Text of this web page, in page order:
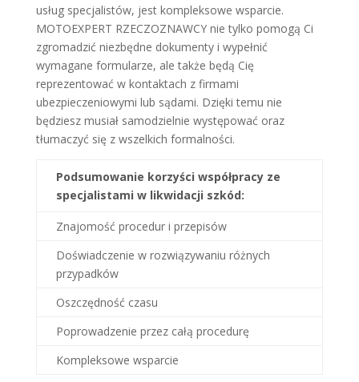
usług specjalistów, jest kompleksowe wsparcie.
MOTOEXPERT RZECZOZNAWCY nie tylko pomogą Ci
zgromadzić niezbędne dokumenty i wypełnić
wymagane formularze, ale także będą Cię
reprezentować w kontaktach z firmami
ubezpieczeniowymi lub sądami. Dzięki temu nie
będziesz musiał samodzielnie występować oraz
tłumaczyć się z wszelkich formalności.
Podsumowanie korzyści współpracy ze
specjalistami w likwidacji szkód:
Znajomość procedur i przepisów
Doświadczenie w rozwiązywaniu różnych
przypadków
Oszczędność czasu
Poprowadzenie przez całą procedurę
Kompleksowe wsparcie